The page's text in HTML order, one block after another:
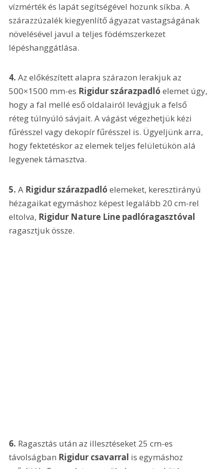
vízmérték és lapát segítségével hozunk síkba. A
szárazzúzalék kiegyenlítő ágyazat vastagságának
növelésével javul a teljes födémszerkezet
lépéshanggátlása.
4. Az előkészített alapra szárazon lerakjuk az
500×1500 mm-es Rigidur szárazpadló elemet úgy,
hogy a fal mellé eső oldalairól levágjuk a felső
réteg túlnyúló sávjait. A vágást végezhetjük kézi
fűrésszel vagy dekopír fűrésszel is. Ügyeljünk arra,
hogy fektetéskor az elemek teljes felületükön alá
legyenek támasztva.
5. A Rigidur szárazpadló elemeket, keresztirányú
hézagaikat egymáshoz képest legalább 20 cm-rel
eltolva, Rigidur Nature Line padlóragasztóval
ragasztjuk össze.
6. Ragasztás után az illesztéseket 25 cm-es
távolságban Rigidur csavarral is egymáshoz